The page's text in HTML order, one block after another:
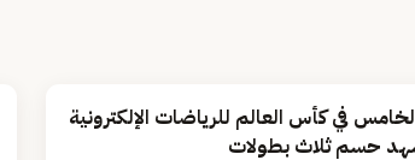
في كأس العالم للرياضات الإلكترونية